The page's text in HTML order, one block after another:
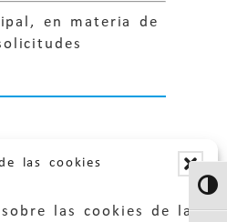
las cookies
las cookies de la
en materia de